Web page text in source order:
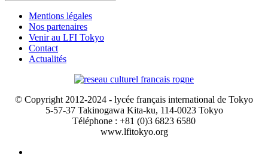
Mentions légales
Nos partenaires
Venir au LFI Tokyo
Contact
Actualités
© Copyright 2012-2024 - lycée français international de Tokyo
5-57-37 Takinogawa Kita-ku, 114-0023 Tokyo
Téléphone : +81 (0)3 6823 6580
www.lfitokyo.org